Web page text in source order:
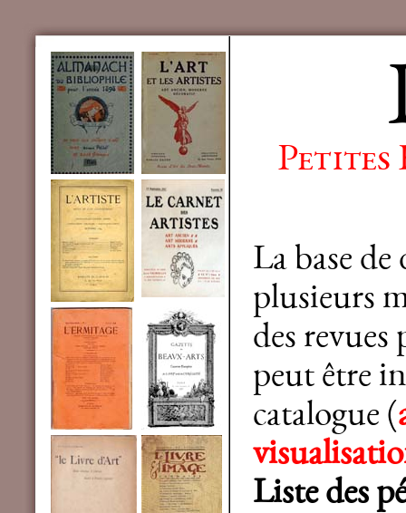
Petites
La base
plusieurs
des revues
peut être
catalogue (
Liste des